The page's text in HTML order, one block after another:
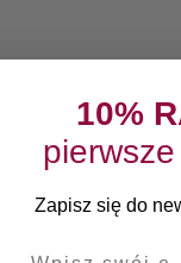
10%
Zapisz się do